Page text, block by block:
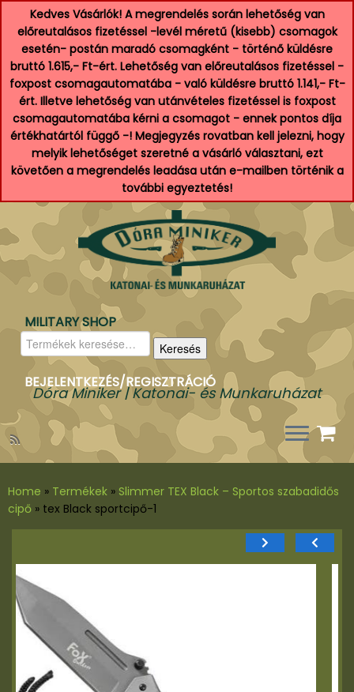
Kedves Vásárlók! A megrendelés során lehetőség van
előreutalásos fizetéssel -levél méretű (kisebb) csomagok
esetén- postán maradó csomagként - történő küldésre
bruttó 1.615,- Ft-ért. Lehetőség van előreutalásos fizetéssel -
foxpost csomagautomatába - való küldésre bruttó 1.141,- Ft-
ért. Illetve lehetőség van utánvételes fizetéssel is foxpost
csomagautomatába kérni a csomagot - ennek pontos díja
értékhatártól függő -! Megjegyzés rovatban kell jelezni, hogy
melyik lehetőséget szeretné a vásárló választani, ezt
követően a megrendelés leadása után e-mailben történik a
további egyeztetés!
MILITARY SHOP
Keresés
a
következőre:
Keresés
BEJELENTKEZÉS/REGISZTRÁCIÓ
Dóra Miniker | Katonai- és Munkaruházat
Home » Termékek » Slimmer TEX Black – Sportos szabadidős
cipő » tex Black sportcipő-1